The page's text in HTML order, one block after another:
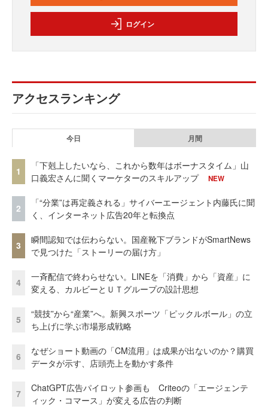
ログイン
アクセスランキング
今日 月間
1
「下剋上したいなら、これから数年はボーナスタイム」山
口義宏さんに聞くマーケターのスキルアップ
NEW
2
「“分業”は再定義される」サイバーエージェント内藤氏に聞
く、インターネット広告20年と転換点
3
瞬間認知では伝わらない。国産靴下ブランドがSmartNews
で見つけた「ストーリーの届け方」
4
一斉配信で終わらせない。LINEを「消費」から「資産」に
変える、カルビーとＵＴグループの設計思想
5
“競技”から“産業”へ。新興スポーツ「ピックルボール」の立
ち上げに学ぶ市場形成戦略
6
なぜショート動画の「CM流用」は成果が出ないのか？購買
データが示す、店頭売上を動かす条件
7
ChatGPT広告パイロット参画も Criteoの「エージェンテ
ィック・コマース」が変える広告の判断